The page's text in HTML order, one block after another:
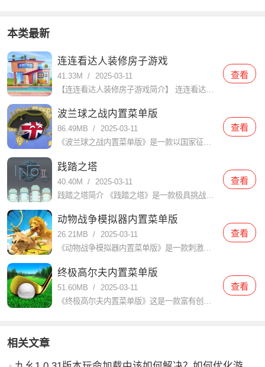
本类最新
连连看达人装修房子游戏
41.33M /
2025-03-11
【连连看达人装修房子游戏简介】 连连看达人装修房子是一款结合了经典连连看玩法与家居装修元素的休闲益智游戏。玩家需要在限定时间内通过连接相同的图案来消除它们，每消除一对图案即可获得装修材料和金币，用于装
查看
波兰球之战内置菜单版
86.49MB / 2025-03-11
《波兰球之战内置菜单版》是一款以国家征战和统一为核心的策略游戏，在游戏中，玩家扮演一位国家的领袖，通过建设城市、发展经济、招募军队和与其他国家进行外交、战争等手段，最终实现统一和国家崛起的目标。游戏以
查看
践踏之塔
40.40M /
2025-03-11
践踏之塔简介 《践踏之塔》是一款极具挑战性和趣味性的动作冒险游戏。玩家需要在不断攀登塔楼的过程中，克服各种障碍和敌人，体验到前所未有的紧张感和成就感。游戏以其独特的玩法和精美的画面吸引了大量玩家的关注
查看
动物战争模拟器内置菜单版
26.21MB / 2025-03-11
《动物战争模拟器内置菜单版》是一款刺激、有趣的模拟战略游戏，而且在这个游戏中，玩家将扮演不同类型的动物，与其他玩家进行战斗，争夺领地和资源。游戏以独特的图形和令人惊叹的音效为特色，为玩家带来一个逼真的
查看
终极高尔夫内置菜单版
51.60MB /
2025-03-11
查看
相关文章